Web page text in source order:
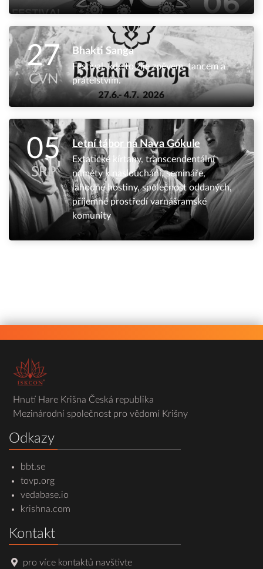
27
ČVN
Bhakti Sanga
Festival, kde to žije zpěvem, tancem a
přátelstvím.
05
SRP
Letní tábor na Nava Gókule
Extatické kírtany, transcendentální
náměty k naslouchání, semináře,
lahodné hostiny, společnost oddaných,
příjemné prostředí varnášramské
komunity
Hnutí Hare Krišna Česká republika
Mezinárodní společnost pro vědomí Krišny
Odkazy
bbt.se
tovp.org
vedabase.io
krishna.com
Kontakt
pro více kontaktů navštivte